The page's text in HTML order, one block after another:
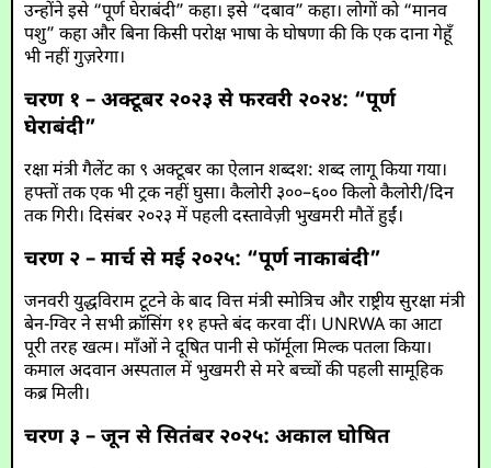
उन्होंने इसे “पूर्ण घेराबंदी” कहा। इसे “दबाव” कहा। लोगों को “मानव
पशु” कहा और बिना किसी परोक्ष भाषा के घोषणा की कि एक दाना गेहूँ
भी नहीं गुज़रेगा।
चरण १ – अक्टूबर २०२३ से फरवरी २०२४: “पूर्ण
घेराबंदी”
रक्षा मंत्री गैलेंट का ९ अक्टूबर का ऐलान शब्दश: शब्द लागू किया गया।
हफ्तों तक एक भी ट्रक नहीं घुसा। कैलोरी ३००–६०० किलो कैलोरी/दिन
तक गिरी। दिसंबर २०२३ में पहली दस्तावेज़ी भुखमरी मौतें हुईं।
चरण २ – मार्च से मई २०२५: “पूर्ण नाकाबंदी”
जनवरी युद्धविराम टूटने के बाद वित्त मंत्री स्मोत्रिच और राष्ट्रीय सुरक्षा मंत्री
बेन-ग्विर ने सभी क्रॉसिंग ११ हफ्ते बंद करवा दीं। UNRWA का आटा
पूरी तरह खत्म। माँओं ने दूषित पानी से फॉर्मूला मिल्क पतला किया।
कमाल अदवान अस्पताल में भुखमरी से मरे बच्चों की पहली सामूहिक
कब्र मिली।
चरण ३ – जून से सितंबर २०२५: अकाल घोषित